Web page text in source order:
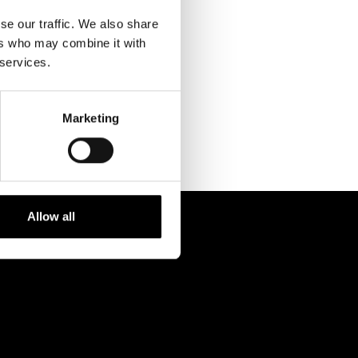
our traffic. We also share
who may combine it with
Marketing
Allow all
Press
Jobba hos oss
Svenska Teatern Live